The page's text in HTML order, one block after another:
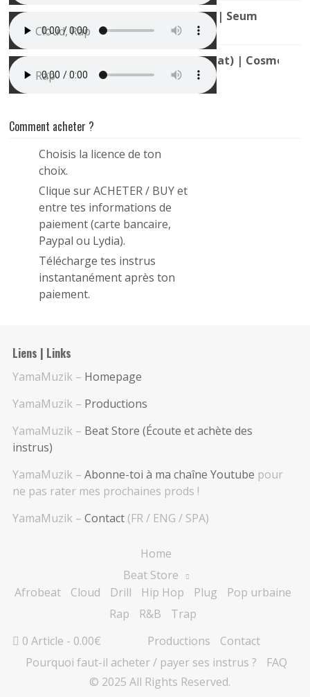
Instru planante (PNL Type Beat) | Seum
Cloud, Rap
Instru Rap Planante (JUL Type Beat) | Cosmos
Rap
Comment acheter ?
Choisis la licence de ton
choix.
Clique sur ACHETER / BUY et
entre tes informations de
paiement (carte bancaire,
Paypal ou Lydia).
Télécharge tes instrus
instantanément après ton
paiement.
Liens | Links
YamaMuzik – Homepage
YamaMuzik – Productions
YamaMuzik – Beat Store (Écoute et achète des
instrus)
YamaMuzik – Abonne-toi à ma chaîne Youtube pour
ne pas rater mes prochaines prods !
YamaMuzik – Contact(FR / ENG / SPA)
Home
Beat Store
Afrobeat
Cloud Drill Hip Hop Plug
Pop urbaine
Rap
R&B
Trap
0 Article
0.00€ Productions
Contact
Pourquoi faut-il acheter / payer ses instrus ?
FAQ
© 2025 All Rights Reserved.